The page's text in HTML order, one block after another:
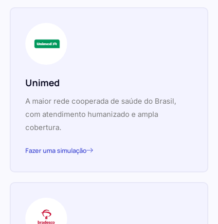
Unimed
A maior rede cooperada de saúde do Brasil,
com atendimento humanizado e ampla
cobertura.
Fazer uma simulação